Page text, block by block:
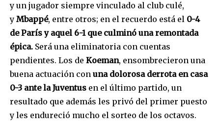
y un jugador siempre vinculado al club culé,
y Mbappé, entre otros; en el recuerdo está el 0-4
de París y aquel 6-1 que culminó una remontada
épica. Será una eliminatoria con cuentas
pendientes. Los de Koeman, ensombrecieron una
buena actuación con una dolorosa derrota en casa
0-3 ante la Juventus en el último partido, un
resultado que además les privó del primer puesto
y les endureció mucho el sorteo de los octavos.